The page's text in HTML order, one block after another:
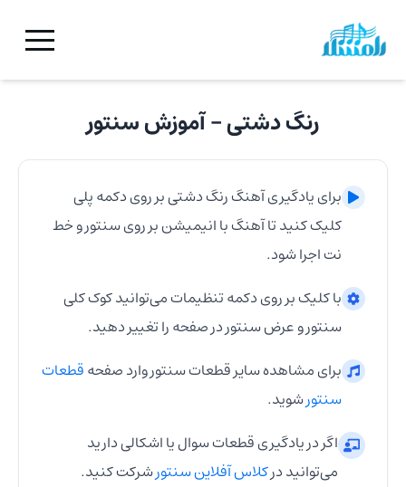
رنگ دشتی- آموزشسنتور
برای یادگیری آهنگرنگ دشتیبر روی دکمه پلی
کلیک کنید تا آهنگ با انیمیشن بر رویسنتورو خط
نت اجرا شود.
با کلیک بر روی دکمه تنظیمات می‌توانید کوک کلی
سنتورو عرضسنتوردر صفحه را تغییر دهید.
برای مشاهده سایر قطعاتسنتوروارد صفحهقطعات
سنتورشوید.
اگر در یادگیری قطعات سوال یا اشکالی دارید
می‌توانید درکلاس آفلاین سنتورشرکت کنید.